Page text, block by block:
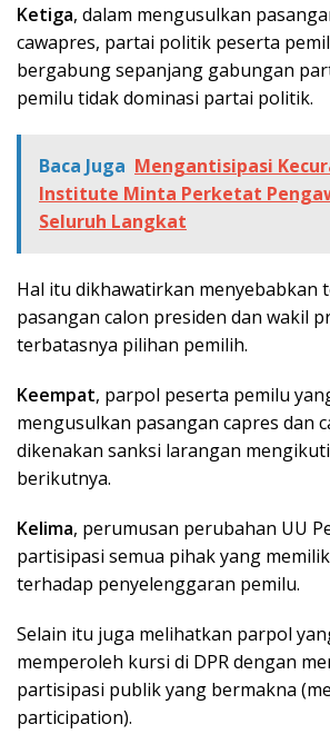
Ketiga, dalam mengusulkan
cawapres, partai politik peserta
bergabung sepanjang gabungan
pemilu tidak dominasi partai politik.
Baca Juga Mengantisipasi
Institute Minta Perketat
Seluruh Langkat
Hal itu dikhawatirkan menyebabkan
pasangan calon presiden dan wakil
terbatasnya pilihan pemilih.
Keempat, parpol peserta pemilu
mengusulkan pasangan capres dan
dikenakan sanksi larangan
berikutnya.
Kelima, perumusan perubahan UU
partisipasi semua pihak yang
terhadap penyelenggaran pemilu.
Selain itu juga melihatkan parpol
memperoleh kursi di DPR dengan
partisipasi publik yang bermakna
participation).